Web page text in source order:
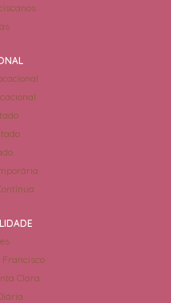
Francisco
Clara